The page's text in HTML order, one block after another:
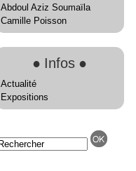
Abdoul Aziz Soumaïla
Camille Poisson
● Infos ●
Actualité
Expositions